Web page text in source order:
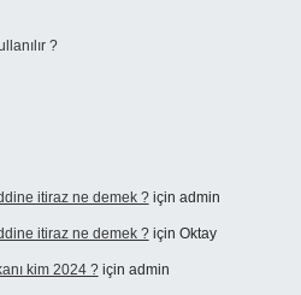
?
itiraz ne demek ?için admin
itiraz ne demek ?için Oktay
kim 2024 ?için admin